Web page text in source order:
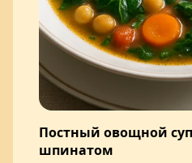
Постный овощной
шпинатом